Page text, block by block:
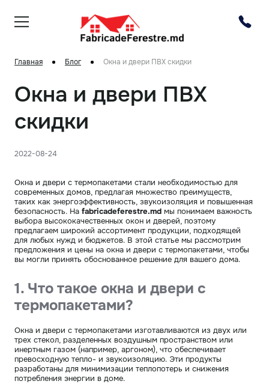
Главная Блог Окна и двери ПВХ скидки
Окна и двери ПВХ
скидки
2022-08-24
Окна и двери с термопакетами стали необходимостью для
современных домов, предлагая множество преимуществ,
таких как энергоэффективность, звукоизоляция и повышенная
безопасность. На fabricadeferestre.md мы понимаем важность
выбора высококачественных окон и дверей, поэтому
предлагаем широкий ассортимент продукции, подходящей
для любых нужд и бюджетов. В этой статье мы рассмотрим
предложения и цены на окна и двери с термопакетами, чтобы
вы могли принять обоснованное решение для вашего дома.
1. Что такое окна и двери с
термопакетами?
Окна и двери с термопакетами изготавливаются из двух или
трех стекол, разделенных воздушным пространством или
инертным газом (например, аргоном), что обеспечивает
превосходную тепло- и звукоизоляцию. Эти продукты
разработаны для минимизации теплопотерь и снижения
потребления энергии в доме.